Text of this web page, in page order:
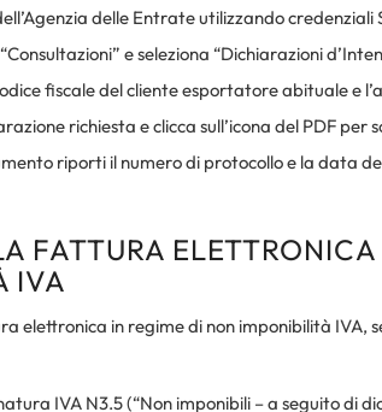
delle Entrate utilizzando credenziali
e seleziona “Dichiarazioni
fiscale del cliente esportatore abituale e
richiesta e clicca sull’icona del PDF per
riporti il numero di protocollo e la data
FATTURA ELETTRONICA
IVA
elettronica in regime di non imponibilità IVA,
IVA N3.5 (“Non imponibili – a seguito di